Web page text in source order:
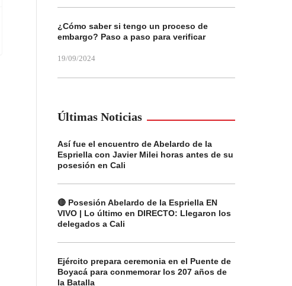
¿Cómo saber si tengo un proceso de
embargo? Paso a paso para verificar
19/09/2024
Últimas Noticias
Así fue el encuentro de Abelardo de la
Espriella con Javier Milei horas antes de su
posesión en Cali
🔴 Posesión Abelardo de la Espriella EN
VIVO | Lo último en DIRECTO: Llegaron los
delegados a Cali
Ejército prepara ceremonia en el Puente de
Boyacá para conmemorar los 207 años de
la Batalla